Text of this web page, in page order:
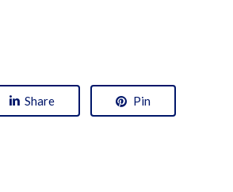
Share Pin